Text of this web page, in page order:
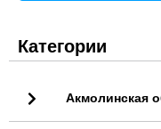
Категории
Акмолинская